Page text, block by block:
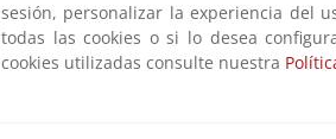
Según el artículo 152.8.b del
información pública la
La solicitud estará a
sesión, personalizar la experiencia del
todas las cookies o si lo desea
cookies utilizadas consulte nuestra